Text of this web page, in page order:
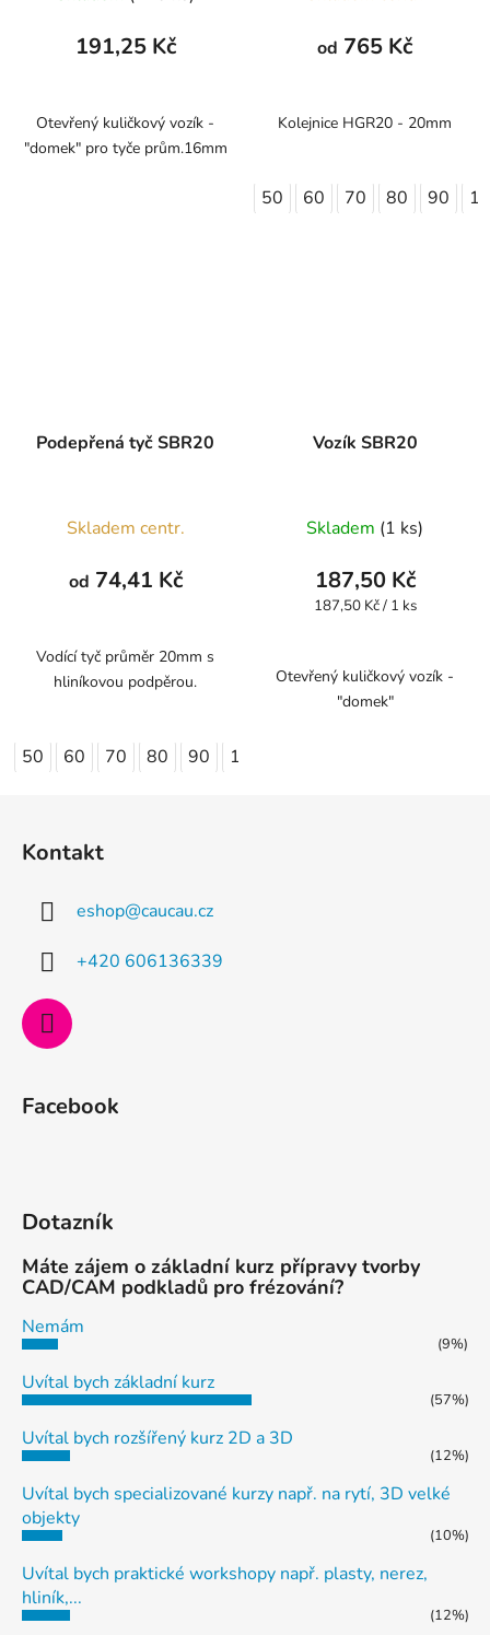
191,25 Kč
Otevřený kuličkový vozík -
"domek" pro tyče prům.16mm
od 765 Kč
Kolejnice HGR20 - 20mm
50 60 70 80 90
Podepřená tyč SBR20
Skladem centr.
od 74,41 Kč
Vodící tyč průměr 20mm s
hliníkovou podpěrou.
50 60 70 80 90 100
Vozík SBR20
Skladem (1 ks)
187,50 Kč
Měrná
187,50 Kč / 1 ks
Otevřený kuličkový vozík -
"domek"
Kontakt
eshop@caucau.cz
+420 606136339
Facebook
Dotazník
Máte zájem o základní kurz přípravy tvorby
CAD/CAM podkladů pro frézování?
Nemám
(9%)
Uvítal bych základní kurz
(57%)
Uvítal bych rozšířený kurz 2D a 3D
(12%)
Uvítal bych specializované kurzy např. na rytí, 3D velké
objekty
(10%)
Uvítal bych praktické workshopy např. plasty, nerez,
hliník,...
(12%)